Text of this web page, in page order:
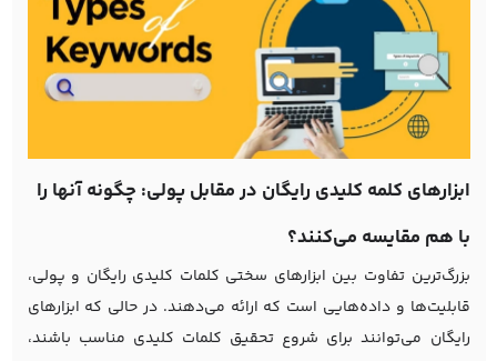
ابزارهای کلمه کلیدی رایگان در مقابل پولی: چگونه آنها را
با هم مقایسه می‌کنند؟
بزرگ‌ترین تفاوت بین ابزارهای سختی کلمات کلیدی رایگان و پولی،
قابلیت‌ها و داده‌هایی است که ارائه می‌دهند. در حالی که ابزارهای
رایگان می‌توانند برای شروع تحقیق کلمات کلیدی مناسب باشند،